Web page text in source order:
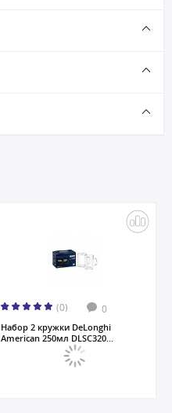
(0) 0
Набор 2 кружки DeLonghi
American 250мл DLSC320...